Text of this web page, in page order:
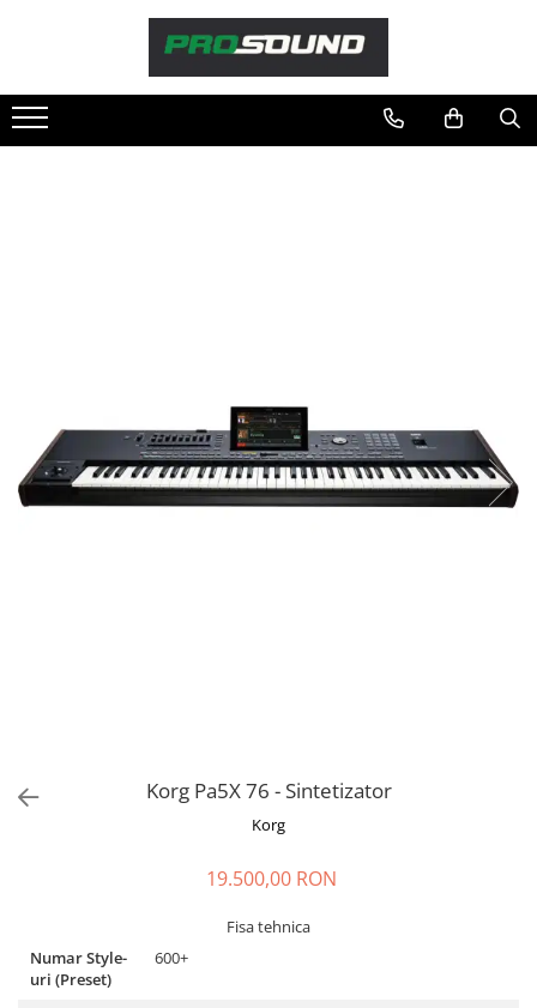
Sonorizare / PA
Pickup-uri, platane & accesorii
Playere si Recordere
Procesoare si efecte
Shockmount
Microfoane de instrumente
Microfoane lavaliera si headset
Korg Pa5X 76 - Sintetizator
Korg
19.500,00 RON
Fisa tehnica
Numar Style-
uri (Preset)
600+